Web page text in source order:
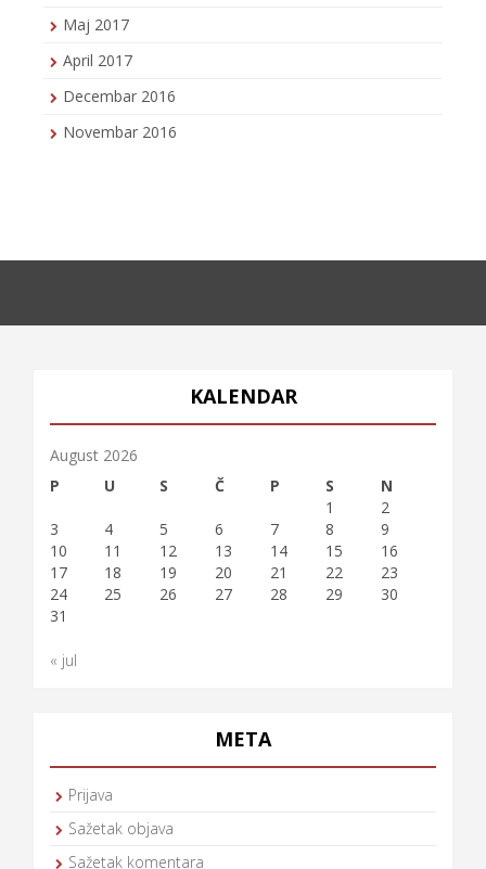
Maj 2017
April 2017
Decembar 2016
Novembar 2016
KALENDAR
August 2026
P
U S Č P S
N
1
2
3
4 5 6 7 8
9
10
11 12 13 14 15
16
17
18 19 20 21 22
23
24
25 26 27 28 29
30
31
« jul
META
Prijava
Sažetak objava
Sažetak komentara